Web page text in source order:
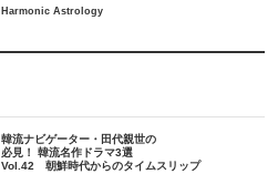
韓流ナビゲーター・田代親世の
必見！ 韓流名作ドラマ3選
Vol.42 朝鮮時代からのタイムスリップ